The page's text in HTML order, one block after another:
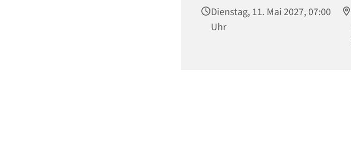
Dienstag, 11. Mai 2027, 07:00
Uhr